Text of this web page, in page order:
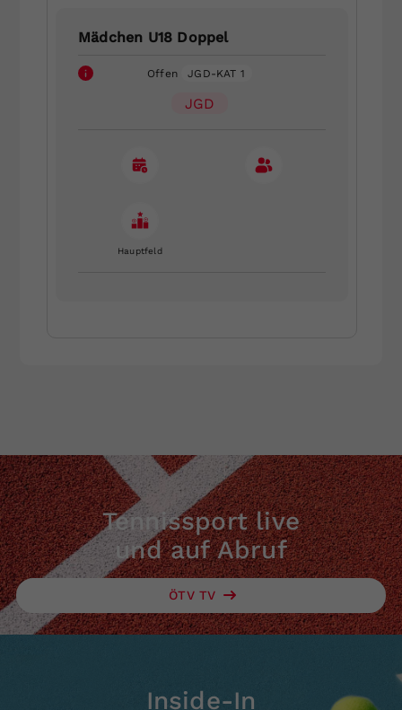
Mädchen U18 Doppel
Offen JGD-KAT 1
JGD
Hauptfeld
Tennissport live
und auf Abruf
ÖTV TV
Inside-In